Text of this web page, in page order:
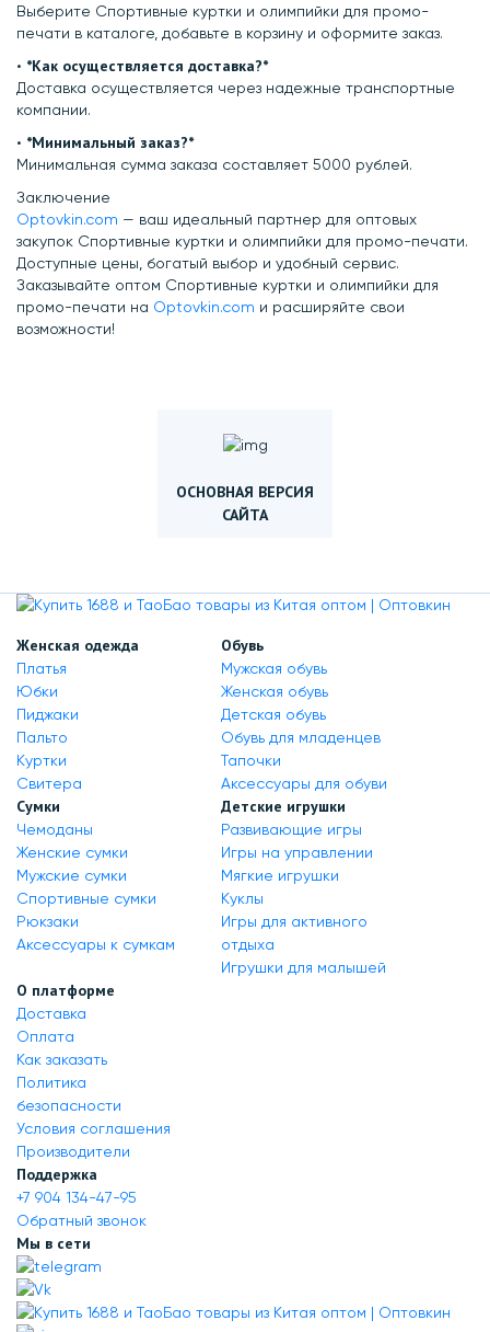
Выберите Спортивные куртки и олимпийки для промо-
печати в каталоге, добавьте в корзину и оформите заказ.
•⁠ ⁠ *Как осуществляется доставка?*
Доставка осуществляется через надежные транспортные
компании.
•⁠ ⁠ *Минимальный заказ?*
Минимальная сумма заказа составляет 5000 рублей.
Заключение
Optovkin.com — ваш идеальный партнер для оптовых
закупок Спортивные куртки и олимпийки для промо-печати.
Доступные цены, богатый выбор и удобный сервис.
Заказывайте оптом Спортивные куртки и олимпийки для
промо-печати на Optovkin.com и расширяйте свои
возможности!
ОСНОВНАЯ ВЕРСИЯ
САЙТА
Женская одежда
Платья
Юбки
Пиджаки
Пальто
Куртки
Свитера
Обувь
Мужская обувь
Женская обувь
Детская обувь
Обувь для младенцев
Тапочки
Аксессуары для обуви
Сумки
Чемоданы
Женские сумки
Мужские сумки
Спортивные сумки
Рюкзаки
Аксессуары к сумкам
Детские игрушки
Развивающие игры
Игры на управлении
Мягкие игрушки
Куклы
Игры для активного
отдыха
Игрушки для малышей
О платформе
Доставка
Оплата
Как заказать
Политика
безопасности
Условия соглашения
Производители
Поддержка
+7 904 134-47-95
Обратный звонок
Мы в сети